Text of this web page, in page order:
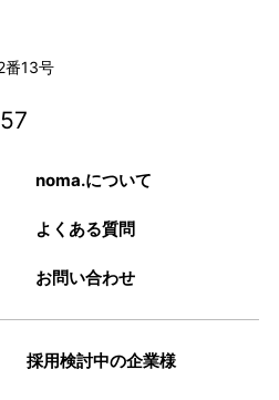
番13号
noma.について
よくある質問
お問い合わせ
採用検討中の企業様